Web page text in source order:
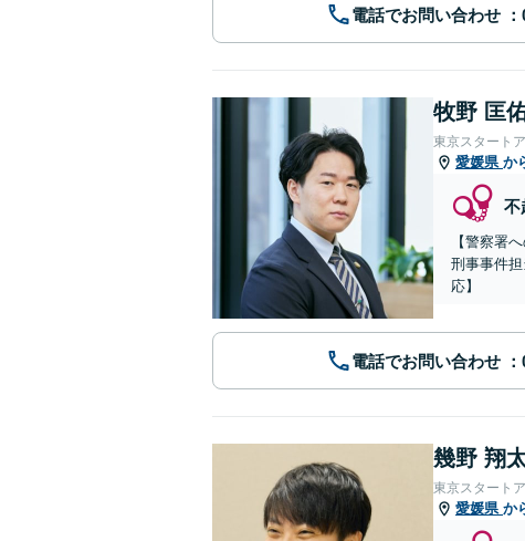
電話でお問い合わせ
牧野 匡
東京スタート
愛媛県 か
不
【警察署
刑事事件
応】
電話でお問い合わせ
幾野 翔
東京スタート
愛媛県 か